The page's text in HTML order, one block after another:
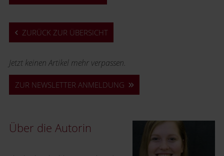
ZURÜCK ZUR ÜBERSICHT
Jetzt keinen Artikel mehr verpassen.
ZUR NEWSLETTER ANMELDUNG
Über die Autorin